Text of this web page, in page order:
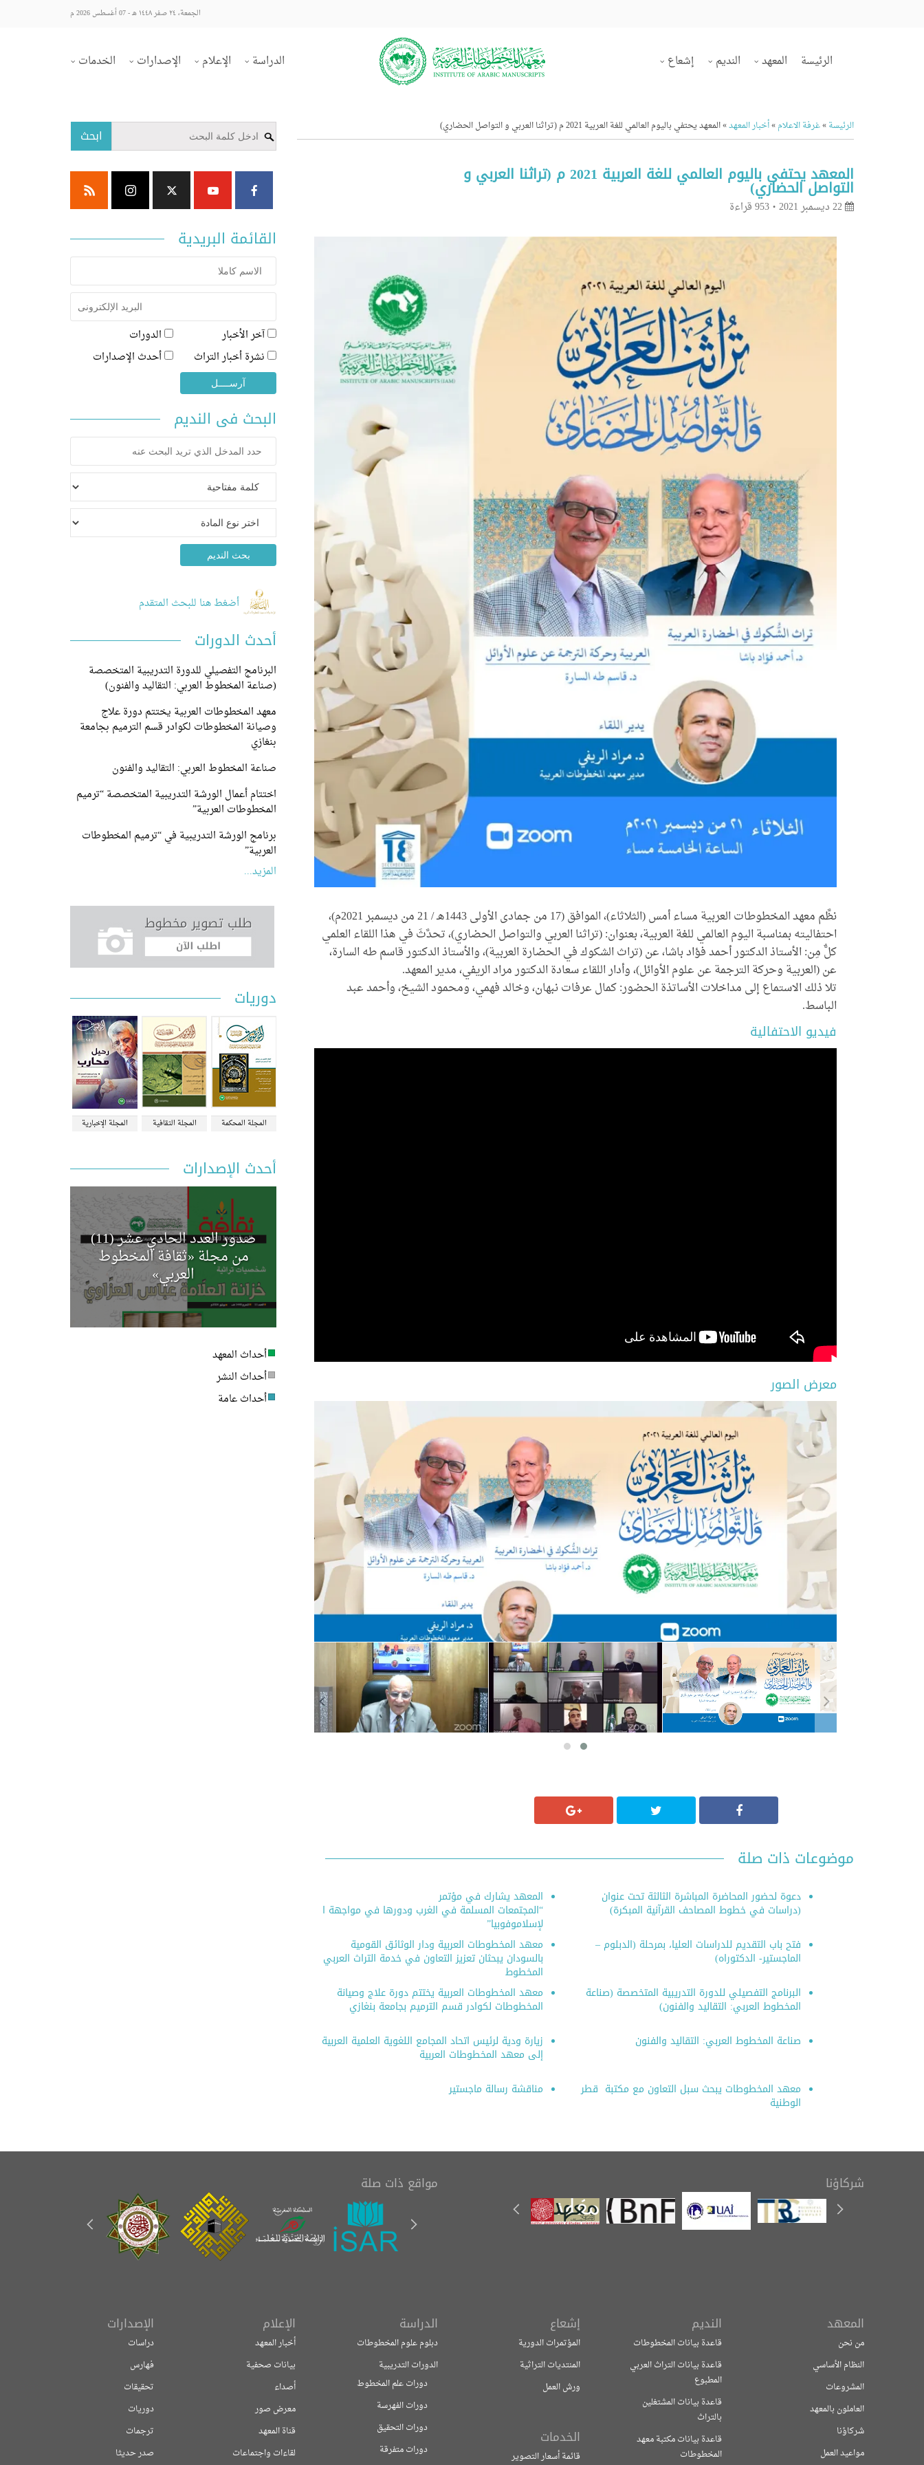
الجمعة، ٢٤ صفر ١٤٤٨ هـ - 07 أغسطس 2026 م
الدراسة الإعلام الإصدارات الخدمات الرئيسة المعهد النديم إشعاع
ابحث
القائمة البريدية
آخر الأخبار
الدورات
نشرة أخبار التراث
أحدث الإصدارات
البحث فى النديم
أضغط هنا للبحث المتقدم
أحدث الدورات
البرنامج التفصيلي للدورة التدريبية المتخصصة
(صناعة المخطوط العربي: التقاليد والفنون)
معهد المخطوطات العربية يختتم دورة علاج
وصيانة المخطوطات لكوادر قسم الترميم بجامعة
بنغازي
صناعة المخطوط العربي: التقاليد والفنون
اختتام أعمال الورشة التدريبية المتخصصة “ترميم
المخطوطات العربية”
برنامج الورشة التدريبية في “ترميم المخطوطات
العربية”
المزيد...
دوريات
المجلة المحكمة المجلة الثقافية المجلة الإخبارية
أحدث الإصدارات
صدور العدد الحادي عشر (11)
من مجلة «ثقافة المخطوط
العربي»
أحداث المعهد
أحداث النشر
أحداث عامة
الرئيسة»غرفة الاعلام»أخبار المعهد»المعهد يحتفي باليوم العالمي للغة العربية 2021 م (تراثنا العربي و التواصل الحضاري)
المعهد يحتفي باليوم العالمي للغة العربية 2021 م (تراثنا العربي و
التواصل الحضاري)
953 قراءة
نظَّم معهد المخطوطات العربية مساء أمس (الثلاثاء)، الموافق (17 من جمادى الأولى 1443هـ / 21 من ديسمبر 2021م)،
احتفاليته بمناسبة اليوم العالمي للغة العربية، بعنوان: (تراثنا العربي والتواصل الحضاري)، تحدَّثَ في هذا اللقاء العلمي
كلٌّ مِن: الأستاذ الدكتور أحمد فؤاد باشا، عن (تراث الشكوك في الحضارة العربية)، والأستاذ الدكتور قاسم طه السارة،
عن (العربية وحركة الترجمة عن علوم الأوائل)، وأدار اللقاء سعادة الدكتور مراد الريفي، مدير المعهد.
تلا ذلك الاستماع إلى مداخلات الأساتذة الحضور: كمال عرفات نبهان، وخالد فهمي، ومحمود الشيخ، وأحمد عبد
الباسط.
فيديو الاحتفالية
معرض الصور
موضوعات ذات صلة
دعوة لحضور المحاضرة المباشرة الثالثة تحت عنوان
(دراسات في خطوط المصاحف القرآنية المبكرة)
المعهد يشارك في مؤتمر
“المجتمعات المسلمة في الغرب ودورها في مواجهة ا
لإسلاموفوبيا”
فتح باب التقديم للدراسات العليا، بمرحلة (الدبلوم –
الماجستير- الدكتوراه)
معهد المخطوطات العربية ودار الوثائق القومية
بالسودان يبحثان تعزيز التعاون في خدمة التراث العربي
المخطوط
البرنامج التفصيلي للدورة التدريبية المتخصصة (صناعة
المخطوط العربي: التقاليد والفنون)
معهد المخطوطات العربية يختتم دورة علاج وصيانة
المخطوطات لكوادر قسم الترميم بجامعة بنغازي
صناعة المخطوط العربي: التقاليد والفنون
زيارة ودية لرئيس اتحاد المجامع اللغوية العلمية العربية
إلى معهد المخطوطات العربية
معهد المخطوطات يبحث سبل التعاون مع مكتبة قطر
الوطنية
مناقشة رسالة ماجستير
مواقع ذات صلة شركاؤنا
الإصدارات
دراسات
فهارس
تحقيقات
دوريات
ترجمات
صدر حديثا
الإعلام
أخبار المعهد
بيانات صحفية
أصداء
معرض صور
قناة المعهد
لقاءات واجتماعات
الدراسة
دبلوم علوم المخطوطات
الدورات التدريبية
دورات علم المخطوط
دورات الفهرسة
دورات التحقيق
دورات متفرقة
إشعاع
المؤتمرات الدورية
المنتديات التراثية
ورش العمل
الخدمات
قائمة أسعار التصوير
النديم
قاعدة بيانات المخطوطات
قاعدة بيانات التراث العربي
المطبوع
قاعدة بيانات المشتغلين
بالتراث
قاعدة بيانات مكتبة معهد
المخطوطات
المعهد
من نحن
النظام الأساسي
المشروعات
العاملون بالمعهد
شركاؤنا
مواعيد العمل